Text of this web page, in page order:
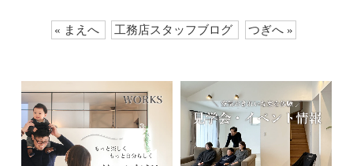
« まえへ 工務店スタッフブログ つぎへ »